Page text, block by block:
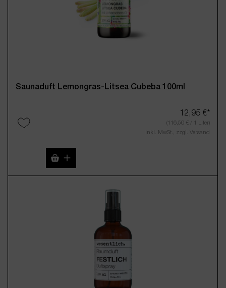
Saunaduft Lemongras-Litsea Cubeba 100ml
12,95 €*
(116,50 € / 1 Liter)
Inkl. MwSt., zzgl. Versand
Produkt Anzahl: Gib den gewünschten